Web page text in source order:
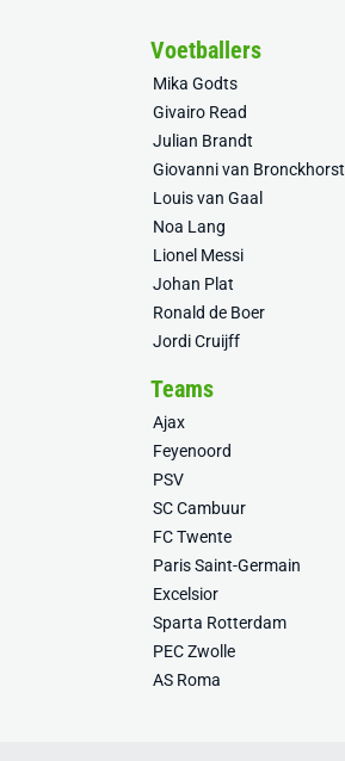
Voetballers
Mika Godts
Givairo Read
Julian Brandt
Giovanni van Bronckhorst
Louis van Gaal
Noa Lang
Lionel Messi
Johan Plat
Ronald de Boer
Jordi Cruijff
Teams
Ajax
Feyenoord
PSV
SC Cambuur
FC Twente
Paris Saint-Germain
Excelsior
Sparta Rotterdam
PEC Zwolle
AS Roma